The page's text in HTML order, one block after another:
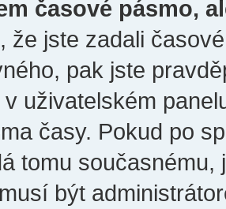
časové pásmo,
že jste zadali
pak jste
uživatelském
časy. Pokud po
tomu
být